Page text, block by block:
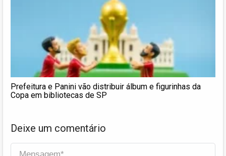
Prefeitura e Panini vão distribuir álbum e figurinhas da
Copa em bibliotecas de SP
Deixe um comentário